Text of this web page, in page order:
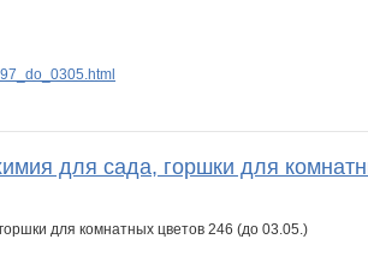
для сада, горшки для